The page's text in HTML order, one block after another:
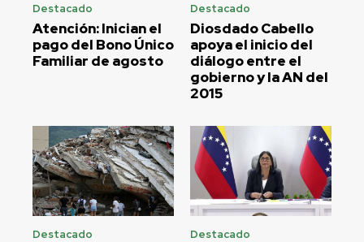
Destacado
Atención: Inician el
pago del Bono Único
Familiar de agosto
Destacado
Diosdado Cabello
apoya el inicio del
diálogo entre el
gobierno y la AN del
2015
Destacado Destacado